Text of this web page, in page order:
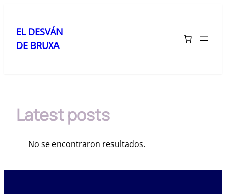
contenido
EL DESVÁN
DE BRUXA
Latest posts
No se encontraron resultados.